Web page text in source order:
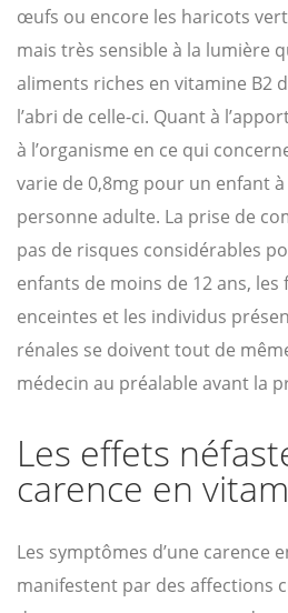
œufs ou encore les haricots
mais très sensible à la lumière
aliments riches en vitamine B2
l’abri de celle-ci. Quant à
à l’organisme en ce qui
varie de 0,8mg pour un enfant
personne adulte. La prise de
pas de risques considérables
enfants de moins de 12 ans,
enceintes et les individus
rénales se doivent tout de
médecin au préalable avant la
Les effets
carence en
Les symptômes d’une carence
manifestent par des affections